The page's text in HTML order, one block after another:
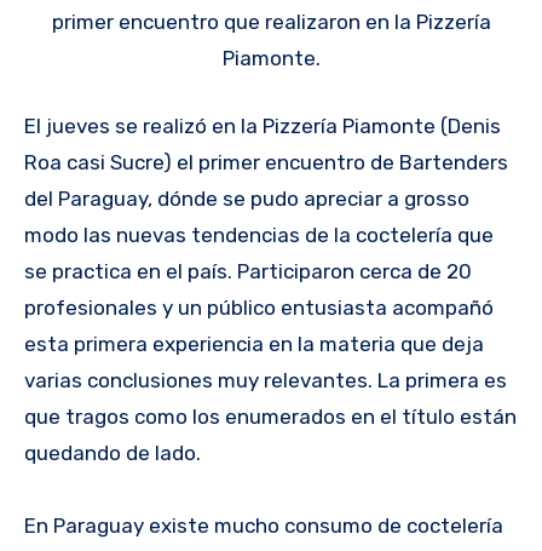
primer encuentro que realizaron en la Pizzería
Piamonte.
El jueves se realizó en la Pizzería Piamonte (Denis
Roa casi Sucre) el primer encuentro de Bartenders
del Paraguay, dónde se pudo apreciar a grosso
modo las nuevas tendencias de la coctelería que
se practica en el país. Participaron cerca de 20
profesionales y un público entusiasta acompañó
esta primera experiencia en la materia que deja
varias conclusiones muy relevantes. La primera es
que tragos como los enumerados en el título están
quedando de lado.
En Paraguay existe mucho consumo de coctelería